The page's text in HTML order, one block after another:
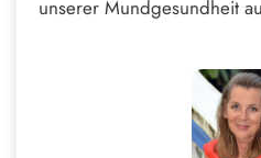
unserer Mundgesundheit